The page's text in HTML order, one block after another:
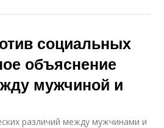
социальных
объяснение
мужчиной и
различий между мужчинами и